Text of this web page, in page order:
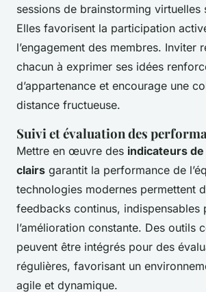
sessions de brainstorming virtuelles
Elles favorisent la participation
l’engagement des membres. Inviter
chacun à exprimer ses idées
d’appartenance et encourage une
distance fructueuse.
Suivi et évaluation des
Mettre en œuvre des indicateurs
clairs garantit la performance de
technologies modernes permettent
feedbacks continus, indispensables
l’amélioration constante. Des outils
peuvent être intégrés pour des
régulières, favorisant un
agile et dynamique.